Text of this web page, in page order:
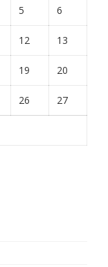
5 6
12 13
19 20
26 27